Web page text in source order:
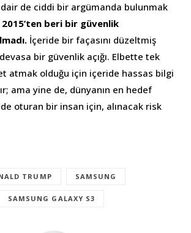
de ciddi bir argümanda bulunmak
2015’ten beri bir güvenlik
İçeride bir façasını düzeltmiş
bir güvenlik açığı. Elbette tek
atmak olduğu için içeride hassas bilgi
ama yine de, dünyanın en hedef
oturan bir insan için, alınacak risk
TRUMP SAMSUNG
SAMSUNG GALAXY S3